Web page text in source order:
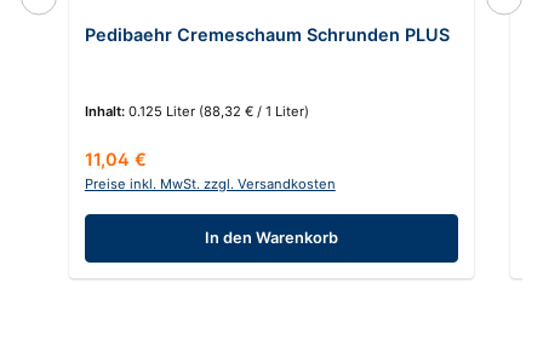
Pedibaehr Cremeschaum Schrunden PLUS
Inhalt: 0.125 Liter (88,32 € / 1 Liter)
Regulärer Preis:
11,04 €
Preise inkl. MwSt. zzgl. Versandkosten
In den Warenkorb